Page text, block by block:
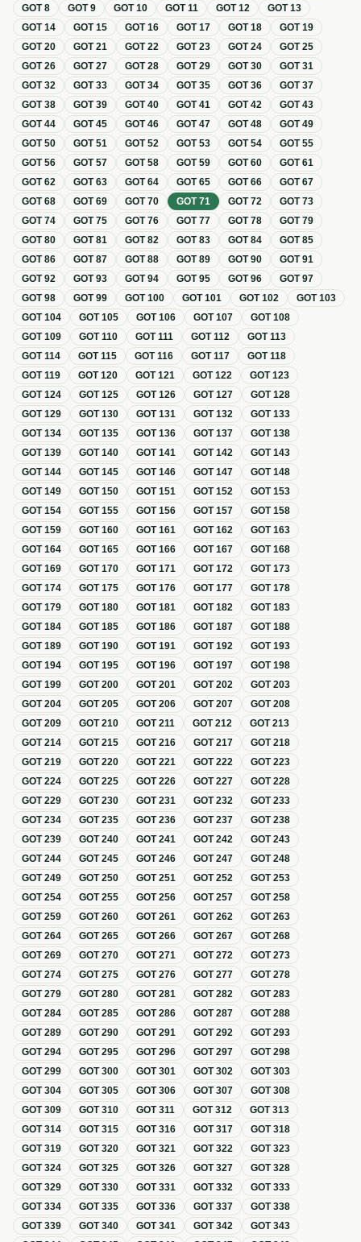
GOT8 GOT9 GOT10 GOT11 GOT12 GOT13
GOT14 GOT15 GOT16 GOT17 GOT18 GOT19
GOT20 GOT21 GOT22 GOT23 GOT24 GOT25
GOT26 GOT27 GOT28 GOT29 GOT30 GOT31
GOT32 GOT33 GOT34 GOT35 GOT36 GOT37
GOT38 GOT39 GOT40 GOT41 GOT42 GOT43
GOT44 GOT45 GOT46 GOT47 GOT48 GOT49
GOT50 GOT51 GOT52 GOT53 GOT54 GOT55
GOT56 GOT57 GOT58 GOT59 GOT60 GOT61
GOT62 GOT63 GOT64 GOT65 GOT66 GOT67
GOT68 GOT69 GOT70 GOT71 GOT72 GOT73
GOT74 GOT75 GOT76 GOT77 GOT78 GOT79
GOT80 GOT81 GOT82 GOT83 GOT84 GOT85
GOT86 GOT87 GOT88 GOT89 GOT90 GOT91
GOT92 GOT93 GOT94 GOT95 GOT96 GOT97
GOT98 GOT99 GOT100 GOT101 GOT102 GOT103
GOT104 GOT105 GOT106 GOT107 GOT108
GOT109 GOT110 GOT111 GOT112 GOT113
GOT114 GOT115 GOT116 GOT117 GOT118
GOT119 GOT120 GOT121 GOT122 GOT123
GOT124 GOT125 GOT126 GOT127 GOT128
GOT129 GOT130 GOT131 GOT132 GOT133
GOT134 GOT135 GOT136 GOT137 GOT138
GOT139 GOT140 GOT141 GOT142 GOT143
GOT144 GOT145 GOT146 GOT147 GOT148
GOT149 GOT150 GOT151 GOT152 GOT153
GOT154 GOT155 GOT156 GOT157 GOT158
GOT159 GOT160 GOT161 GOT162 GOT163
GOT164 GOT165 GOT166 GOT167 GOT168
GOT169 GOT170 GOT171 GOT172 GOT173
GOT174 GOT175 GOT176 GOT177 GOT178
GOT179 GOT180 GOT181 GOT182 GOT183
GOT184 GOT185 GOT186 GOT187 GOT188
GOT189 GOT190 GOT191 GOT192 GOT193
GOT194 GOT195 GOT196 GOT197 GOT198
GOT199 GOT200 GOT201 GOT202 GOT203
GOT204 GOT205 GOT206 GOT207 GOT208
GOT209 GOT210 GOT211 GOT212 GOT213
GOT214 GOT215 GOT216 GOT217 GOT218
GOT219 GOT220 GOT221 GOT222 GOT223
GOT224 GOT225 GOT226 GOT227 GOT228
GOT229 GOT230 GOT231 GOT232 GOT233
GOT234 GOT235 GOT236 GOT237 GOT238
GOT239 GOT240 GOT241 GOT242 GOT243
GOT244 GOT245 GOT246 GOT247 GOT248
GOT249 GOT250 GOT251 GOT252 GOT253
GOT254 GOT255 GOT256 GOT257 GOT258
GOT259 GOT260 GOT261 GOT262 GOT263
GOT264 GOT265 GOT266 GOT267 GOT268
GOT269 GOT270 GOT271 GOT272 GOT273
GOT274 GOT275 GOT276 GOT277 GOT278
GOT279 GOT280 GOT281 GOT282 GOT283
GOT284 GOT285 GOT286 GOT287 GOT288
GOT289 GOT290 GOT291 GOT292 GOT293
GOT294 GOT295 GOT296 GOT297 GOT298
GOT299 GOT300 GOT301 GOT302 GOT303
GOT304 GOT305 GOT306 GOT307 GOT308
GOT309 GOT310 GOT311 GOT312 GOT313
GOT314 GOT315 GOT316 GOT317 GOT318
GOT319 GOT320 GOT321 GOT322 GOT323
GOT324 GOT325 GOT326 GOT327 GOT328
GOT329 GOT330 GOT331 GOT332 GOT333
GOT334 GOT335 GOT336 GOT337 GOT338
GOT339 GOT340 GOT341 GOT342 GOT343